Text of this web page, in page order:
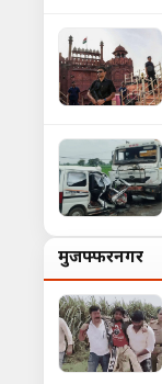
मुजफ्फरनगर